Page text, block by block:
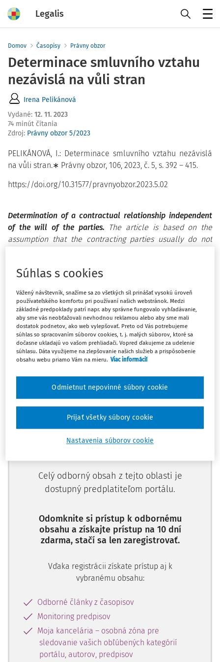
Legalis
Domov Časopisy Právny obzor
Determinace smluvního vztahu
nezávislá na vůli stran
Irena Pelikánová
Vydané: 12. 11. 2023
74 minút čítania
Zdroj: Právny obzor 5/2023
PELIKÁNOVÁ, I.: Determinace smluvního vztahu nezávislá
na vůli stran.∗ Právny obzor, 106, 2023, č. 5, s. 392 – 415.
https://doi.org/10.31577/pravnyobzor.2023.5.02
Determination of a contractual relationship independent
of the will of the parties. The article is based on the
assumption that the contracting parties usually do not
outlining the elements that enter into this relationship
contracting parties. The content of the contractual
relationship is determined not only by mandatory and
discretionary norms, but also by the interpretation of legal
actions on one hand and the interpretation of legal norms
on the other. If the parties do not understand both of them
equally, it can result in the absence of consensus. The law
determine the content of the contractual relationship, it is
necessary to distinguish between its state at the moment
of conclusion of the contract and subsequent
development. In this context the subject of this article is
the importance of changes in external circumstances
supplementation of the contract. In the conclusion, the
author of the article pays attention to public law
interventions into the content of the obligation. These
price of performance is chosen – first the question of its
private law regulation in the Civil Code, then in public law
statutes. It is obvious that the boundary between public
obligations become part of the obligation and affect not
only the relationship with the authority, but also the
Key words:contractual relation, determination,
obligation’s content, privat law, administratif law, sale
price
Ups, zatiaľ ste si prečítali len
začiatok...
Celý odborný obsah z tejto oblasti je
dostupný predplatiteľom portálu.
Odomknite si prístup k odbornému
obsahu a získajte prístup na 10 dní
zdarma, stačí sa len zaregistrovať.
Vďaka registrácii získate prístup aj k
vybranému obsahu:
Odborné články z časopisov
Monitoring predpisov
Moja kancelária – osobná zóna pre
sledovanie vašich obľúbených kategórií
portálu, autorov, predpisov
Súhlas s cookies
Vážený návštevník, snažíme sa zo všetkých síl prinášať vysokú úroveň
používateľského komfortu pri používaní našich webstránok. Medzi
základné predpoklady patrí napr. aby správne fungovalo vyhľadávanie,
aby sme vás neobťažovali nevhodnou reklamou alebo aby sme mali
dostatok podnetov, ako web vylepšovať. Preto od Vás potrebujeme
súhlas so spracovaním súborov cookies, t. j. malých súborov, ktoré sa
dočasne ukladajú vo vašom prehliadači. Vopred ďakujeme za udelenie
súhlasu. Dáta využijeme na zlepšovanie našich služieb a prispôsobenie
obsahu webu priamo Vám na mieru. Viac informácií
Nastavenia súborov cookie
Odmietnut nepovinné súbory cookie
Prijať všetky súbory cookie